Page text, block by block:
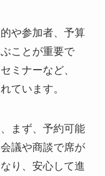
や参加者、予算
ことが重要で
ミナーなど、
ています。
まず、予約可能
議や商談で席が
り、安心して進